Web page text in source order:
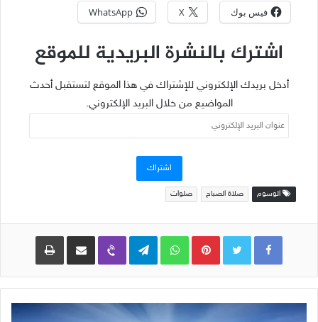
فيس بوك X
WhatsApp
اشترك بالنشرة البريدية للموقع
أدخل بريدك الإلكتروني للإشتراك في هذا الموقع لتستقبل أحدث
المواضيع من خلال البريد الإلكتروني.
عنوان
البريد
اشتراك
الوسوم صلاة الصباح صلوات
Pinterest
WhatsApp
Telegram
Viber مشاركة عبر البريد طباعة